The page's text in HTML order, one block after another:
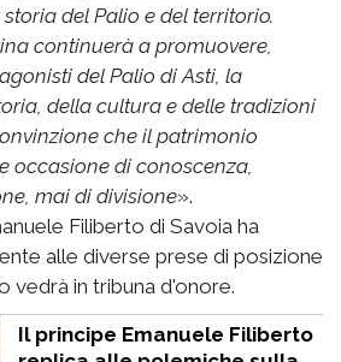
del Palio e del territorio.
continuerà a promuovere,
del Palio di Asti, la
della cultura e delle tradizioni
che il patrimonio
occasione di conoscenza,
mai di divisione».
Filiberto di Savoia ha
alle diverse prese di posizione
vedrà in tribuna d'onore.
Il principe Emanuele Filiberto